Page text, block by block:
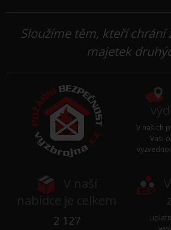
Sloužíme těm, kteří chrání
majetek
V našich
Vaši
2 127